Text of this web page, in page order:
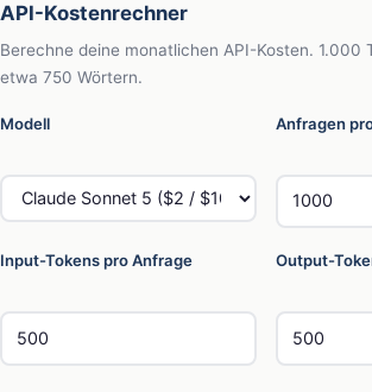
API-Kostenrechner
Berechne deine monatlichen API-Kosten. 1.000
etwa 750 Wörtern.
Modell Anfragen
Input-Tokens pro Anfrage Output-